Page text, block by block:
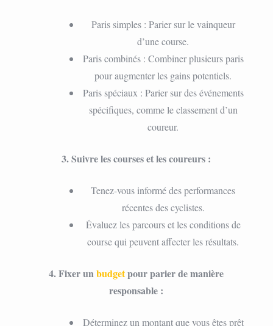
Paris simples : Parier sur le vainqueur
d’une course.
Paris combinés : Combiner plusieurs paris
pour augmenter les gains potentiels.
Paris spéciaux : Parier sur des événements
spécifiques, comme le classement d’un
coureur.
3. Suivre les courses et les coureurs :
Tenez-vous informé des performances
récentes des cyclistes.
Évaluez les parcours et les conditions de
course qui peuvent affecter les résultats.
4. Fixer unbudgetpour parier de manière
responsable :
Déterminez un montant que vous êtes prêt